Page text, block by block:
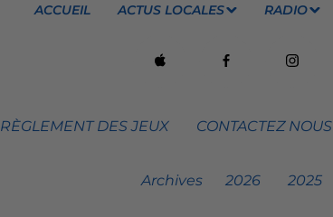
ACCUEIL ACTUS LOCALES RADIO
RÈGLEMENT DES JEUX CONTACTEZ NOUS
Archives 2026 2025